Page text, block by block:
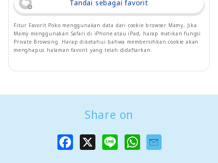
Tandai sebagai favorit
Fitur Favorit Poko menggunakan data dari cookie browser Mamy, Jika
Mamy menggunakan Safari di iPhone atau iPad, harap matikan fungsi
Private Browsing. Harap diketahui bahwa membersihkan cookie akan
menghapus halaman favorit yang telah didaftarkan.
Share on
W